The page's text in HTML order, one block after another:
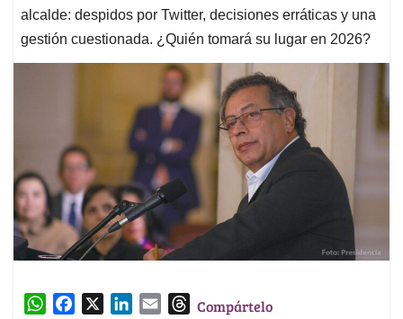
alcalde: despidos por Twitter, decisiones erráticas y una
gestión cuestionada. ¿Quién tomará su lugar en 2026?
W
TCompártelo